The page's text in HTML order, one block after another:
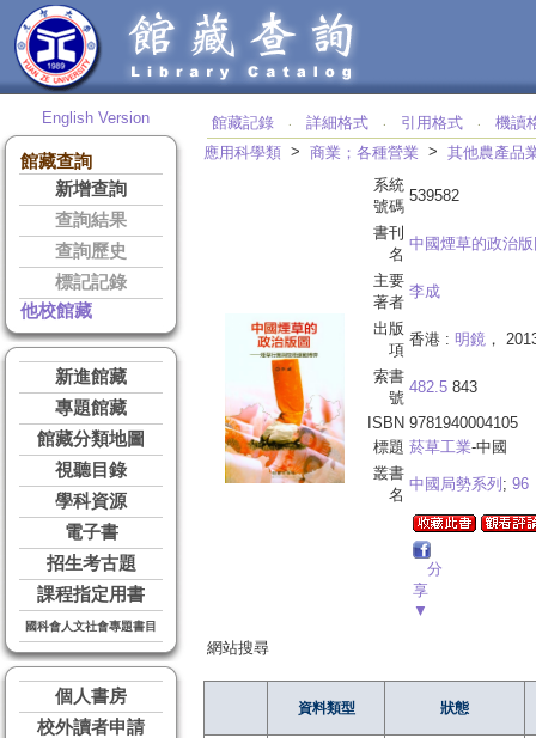
English Version
館藏查詢
新增查詢
查詢結果
查詢歷史
標記記錄
他校館藏
新進館藏
專題館藏
館藏分類地圖
視聽目錄
學科資源
電子書
招生考古題
課程指定用書
國科會人文社會專題書目
個人書房
校外讀者申請
館藏記錄 ‧ 詳細格式 ‧ 引用格式 ‧
機讀
應用科學類 > 商業；各種營業 > 其他農產品
系統
號碼
539582
書刊
名
中國煙草的政治
主要
著者
李成
出版
項
香港 : 明鏡 ，
索書
號
482.5 843
ISBN 9781940004105
標題 菸草工業-中國
叢書
名
中國局勢系列 ; 96
分
享
▼
網站搜尋
資料類型 狀態